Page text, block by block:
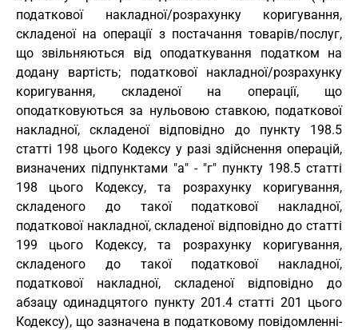
податкової накладної/розрахунку коригування,
складеної на операції з постачання товарів/послуг,
що звільняються від оподаткування податком на
додану вартість; податкової накладної/розрахунку
коригування, складеної на операції, що
оподатковуються за нульовою ставкою, податкової
накладної, складеної відповідно до пункту 198.5
статті 198 цього Кодексу у разі здійснення операцій,
визначених підпунктами "а" - "г" пункту 198.5 статті
198 цього Кодексу, та розрахунку коригування,
складеного до такої податкової накладної,
податкової накладної, складеної відповідно до статті
199 цього Кодексу, та розрахунку коригування,
складеного до такої податкової накладної,
податкової накладної, складеної відповідно до
абзацу одинадцятого пункту 201.4 статті 201 цього
Кодексу), що зазначена в податковому повідомленні-